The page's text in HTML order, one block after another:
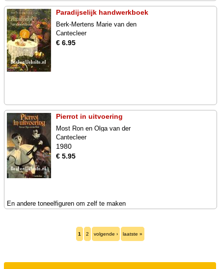
Paradijselijk handwerkboek
Berk-Mertens Marie van den
Cantecleer
€ 6.95
Pierrot in uitvoering
Most Ron en Olga van der
Cantecleer
1980
€ 5.95
En andere toneelfiguren om zelf te maken
1 2 volgende › laatste »